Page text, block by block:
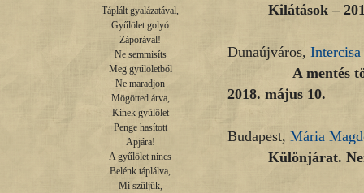
Táplált gyalázatával,
Gyűlölet golyó
Záporával!
Ne semmisíts
Meg gyűlöletből
Ne maradjon
Mögötted árva,
Kinek gyűlölet
Penge hasított
Apjára!
A gyűlölet nincs
Belénk táplálva,
Mi szüljük,
Kilátások – 2018.
Dunaújváros,
A mentés
2018. május 10.
Budapest, Mária
Különjárat.